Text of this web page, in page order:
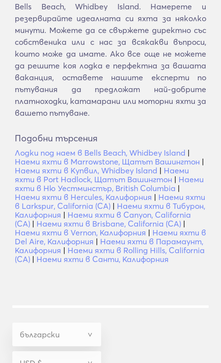
Bells Beach, Whidbey Island. Намерете и
резервирайте идеалната си яхта за няколко
минути. Можете да се свържете директно със
собственика или с нас за всякакви въпроси,
които може да имате. Ако все още не можете
да решите коя лодка е перфектна за вашата
ваканция, оставете нашите експерти по
пътувания да предложат най-добрите
платноходки, катамарани или моторни яхти за
вашето пътуване.
Подобни търсения
Лодки под наем в Bells Beach, Whidbey Island |
Наеми яхти в Marrowstone, Щатът Вашингтон |
Наеми яхти в Купвил, Whidbey Island | Наеми
яхти в Port Hadlock, Щатът Вашингтон | Наеми
яхти в Ню Уестминстър, British Columbia |
Наеми яхти в Hercules, Калифорния | Наеми яхти
в Larkspur, California (CA) | Наеми яхти в Тибурон,
Калифорния | Наеми яхти в Canyon, California
(CA) | Наеми яхти в Brisbane, California (CA) |
Наеми яхти в Vernon, Калифорния | Наеми яхти в
Del Aire, Калифорния | Наеми яхти в Парамаунт,
Калифорния | Наеми яхти в Rolling Hills, California
(CA) | Наеми яхти в Санти, Калифорния